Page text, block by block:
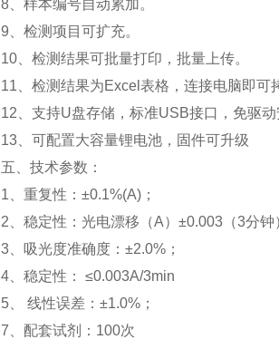
8、样本编号自动累加。
9、检测项目可扩充。
10、检测结果可批量打印，批量上传。
11、检测结果为Excel表格，连接电脑即可
12、支持U盘存储，标准USB接口，免驱动
13、可配置大容量锂电池，固件可升级
五、技术参数：
1、重复性：±0.1%(A)；
2、稳定性：光电漂移（A）±0.003（3分钟
3、吸光度准确度：±2.0%；
4、稳定性： ≤0.003A/3min
5、 线性误差：±1.0%；
7、配套试剂：100次